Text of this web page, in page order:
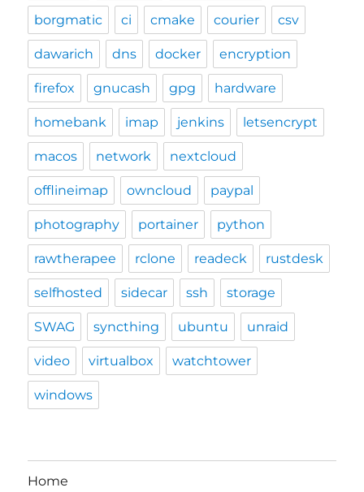
borgmatic ci cmake courier csv
dawarich dns docker encryption
firefox gnucash gpg hardware
homebank imap jenkins letsencrypt
macos network nextcloud
offlineimap owncloud paypal
photography portainer python
rawtherapee rclone readeck rustdesk
selfhosted sidecar ssh storage
SWAG syncthing ubuntu unraid
video virtualbox watchtower
windows
Home